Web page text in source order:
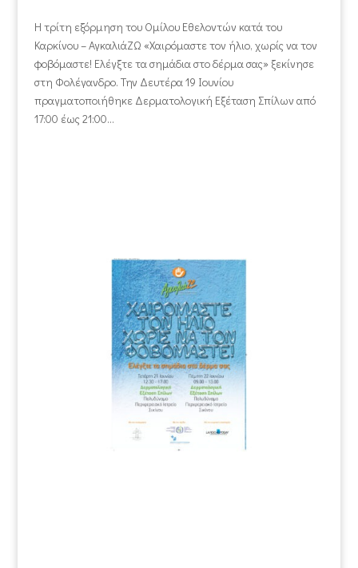
Η τρίτη εξόρμηση του Ομίλου Εθελοντών κατά του
Καρκίνου – ΑγκαλιάΖΩ «Χαιρόμαστε τον ήλιο, χωρίς να τον
φοβόμαστε! Ελέγξτε τα σημάδια στο δέρμα σας» ξεκίνησε
στη Φολέγανδρο. Την Δευτέρα 19 Ιουνίου
πραγματοποιήθηκε Δερματολογική Εξέταση Σπίλων από
17:00 έως 21:00...